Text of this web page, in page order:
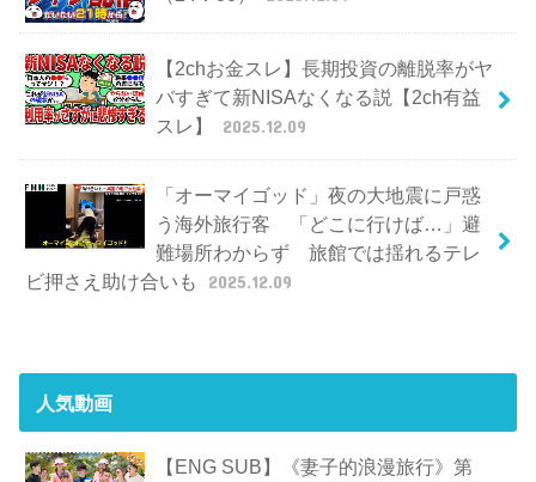
【2chお金スレ】長期投資の離脱率がヤ
バすぎて新NISAなくなる説【2ch有益
スレ】
2025.12.09
「オーマイゴッド」夜の大地震に戸惑
う海外旅行客 「どこに行けば…」避
難場所わからず 旅館では揺れるテレ
ビ押さえ助け合いも
2025.12.09
人気動画
【ENG SUB】《妻子的浪漫旅行》第